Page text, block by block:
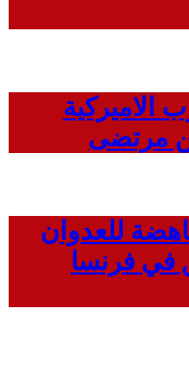
الاميركية
مرتضى
للعدوان
في فرنسا